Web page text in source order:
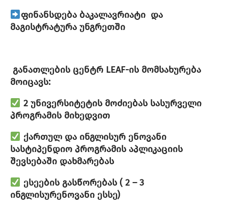
ფინანსდება ბაკალავრიატი და
მაგისტრატურა უნგრეთში
განათლების ცენტრ LEAF-ის მომსახურება
მოიცავს:
2 უნივერსიტეტის მოძიებას სასურველი
პროგრამის მიხედვით
ქართულ და ინგლისურ ენოვანი
სასტიპენდიო პროგრამის აპლიკაციის
შევსებაში დახმარებას
ესეების გასწორებას ( 2 – 3
ინგლისურენოვანი ესსე)